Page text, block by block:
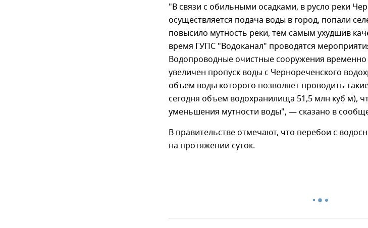
"В связи с обильными осадками, в русло реки
осуществляется подача воды в город, попали
повысило мутность реки, тем самым ухудшив
время ГУПС "Водоканал" проводятся
Водопроводные очистные сооружения
увеличен пропуск воды с Чернореченского
объем воды которого позволяет проводить
сегодня объем водохранилища 51,5 млн куб м),
уменьшения мутности воды", — сказано в
В правительстве отмечают, что перебои с
на протяжении суток.